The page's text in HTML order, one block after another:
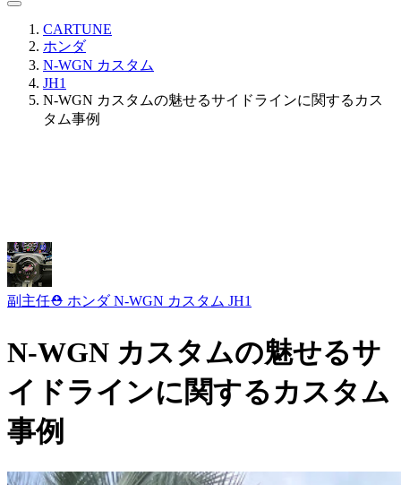
CARTUNE
ホンダ
N-WGN カスタム
JH1
N-WGN カスタムの魅せるサイドラインに関するカス
タム事例
副主任⛑️ ホンダ N-WGN カスタム JH1
N-WGN カスタムの魅せるサ
イドラインに関するカスタム
事例